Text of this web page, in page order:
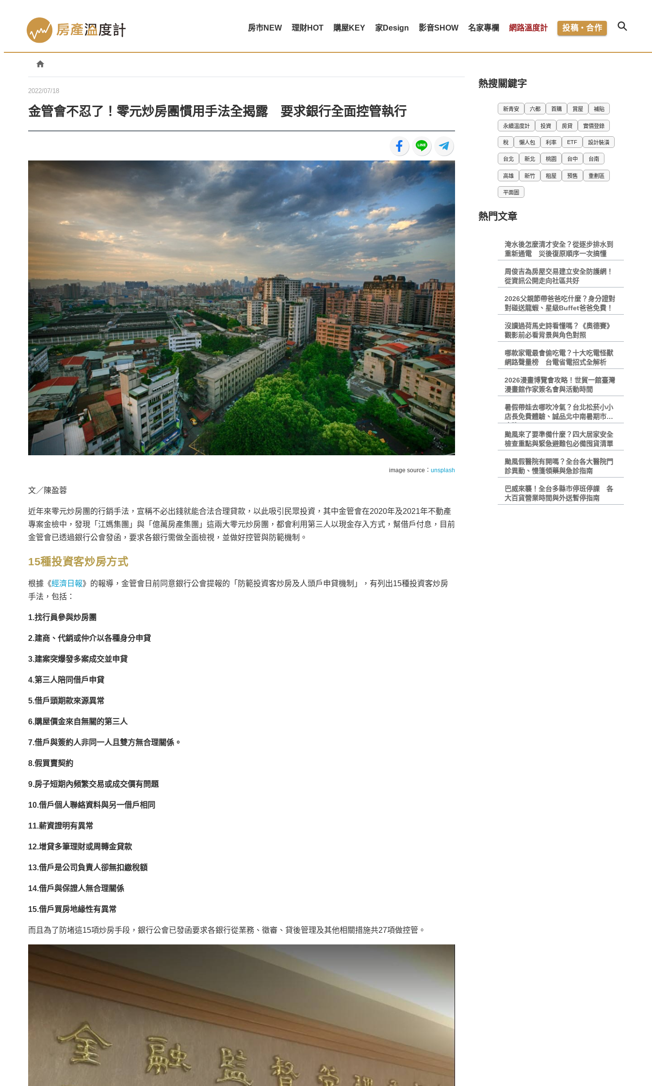
房市NEW 理財HOT 購屋KEY 家Design 影音SHOW 名家專欄 網路溫度計 投稿・合作
2022/07/18
金管會不忍了！零元炒房團慣用手法全揭露 要求銀行全面控管執行
image source： unsplash
文／陳盈蓉
近年來零元炒房團的行銷手法，宣稱不必出錢就能合法合理貸款，以此吸引民眾投資，其中金管會在2020年及2021年不動產
專案金檢中，發現「江媽集團」與「億萬房產集團」這兩大零元炒房團，都會利用第三人以現金存入方式，幫借戶付息，目前
金管會已透過銀行公會發函，要求各銀行需做全面檢視，並做好控管與防範機制。
15種投資客炒房方式
根據《經濟日報》的報導，金管會日前同意銀行公會提報的「防範投資客炒房及人頭戶申貸機制」，有列出15種投資客炒房
手法，包括：
1.找行員參與炒房團
2.建商、代銷或仲介以各種身分申貸
3.建案突爆發多案成交並申貸
4.第三人陪同借戶申貸
5.借戶頭期款來源異常
6.購屋價金來自無關的第三人
7.借戶與簽約人非同一人且雙方無合理關係。
8.假買賣契約
9.房子短期內頻繁交易或成交價有問題
10.借戶個人聯絡資料與另一借戶相同
11.薪資證明有異常
12.增貸多筆理財或周轉金貸款
13.借戶是公司負責人卻無扣繳稅額
14.借戶與保證人無合理關係
15.借戶買房地緣性有異常
而且為了防堵這15項炒房手段，銀行公會已發函要求各銀行從業務、徵審、貸後管理及其他相關措施共27項做控管。
熱搜關鍵字
新青安 六都 首購 賞屋 補貼
永續溫度計 投資 房貸 實價登錄
稅 懶人包 利率 ETF 設計裝潢
台北 新北 桃園 台中 台南
高雄 新竹 租屋 預售 重劃區
平面圖
熱門文章
淹水後怎麼清才安全？從逐步排水到
重新通電 災後復原順序一次搞懂
周俊吉為房屋交易建立安全防護網！
從資訊公開走向社區共好
2026父親節帶爸爸吃什麼？身分證對
對碰送龍蝦、星級Buffet爸爸免費！
沒讀過荷馬史詩看懂嗎？《奧德賽》
觀影前必看背景與角色對照
哪款家電最會偷吃電？十大吃電怪獸
網路聲量榜 台電省電招式全解析
2026漫畫博覽會攻略！世貿一館臺灣
漫畫館作家簽名會與活動時間
暑假帶娃去哪吹冷氣？台北松菸小小
店長免費體驗、誠品北中南暑期市集
攻略
颱風來了要準備什麼？四大居家安全
檢查重點與緊急避難包必備囤貨清單
颱風假醫院有開嗎？全台各大醫院門
診異動、慢箋領藥與急診指南
巴威來襲！全台多縣市停班停課 各
大百貨營業時間與外送暫停指南